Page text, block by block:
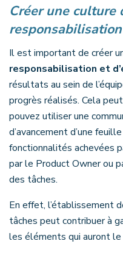
Créer une culture
responsabilisation
Il est important de créer
responsabilisation et
résultats au sein de
progrès réalisés. Cela
pouvez utiliser une
d’avancement d’une
fonctionnalités achevées
par le Product Owner ou
des tâches.
En effet, l’établissement
tâches peut contribuer à
les éléments qui auront